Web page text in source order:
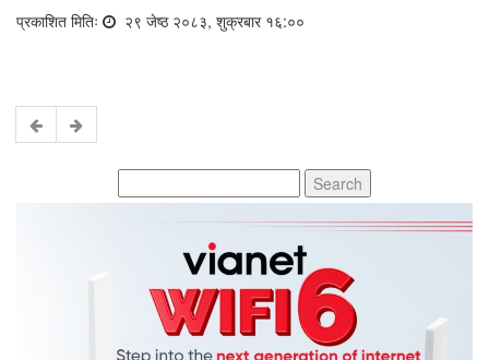
प्रकाशित मितिः २९ जेष्ठ २०८३, शुक्रबार १६:००
for: